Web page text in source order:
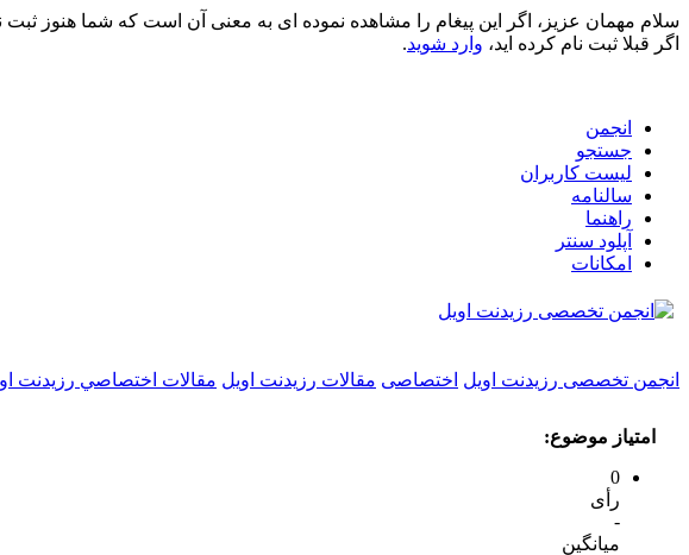
سلام مهمان عزیز، اگر این پیغام را مشاهده نموده ای به معنی آن است که شما هنوز ثبت
اگر قبلا ثبت نام کرده اید، وارد شوید.
انجمن
جستجو
لیست کاربران
سالنامه
راهنما
آپلود سنتر
امکانات
انجمن تخصصی رزیدنت اویل اختصاصی مقالات رزیدنت اویل مقالات اختصاصي رزیدنت
امتیاز موضوع:
0
رأی
-
میانگین